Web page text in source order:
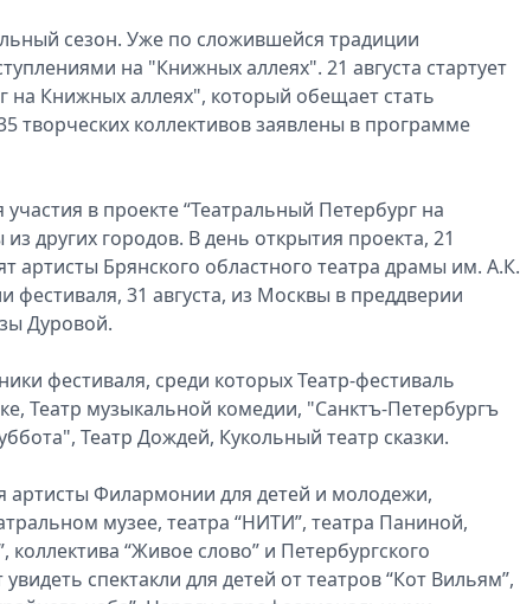
сезон. Уже по сложившейся традиции
на "Книжных аллеях". 21 августа стартует
на Книжных аллеях", который обещает стать
творческих коллективов заявлены в программе
в проекте “Театральный Петербург на
других городов. В день открытия проекта, 21
артисты Брянского областного театра драмы им. А.К.
фестиваля, 31 августа, из Москвы в преддверии
Дуровой.
фестиваля, среди которых Театр-фестиваль
Театр музыкальной комедии, "Санктъ-Петербургъ
Театр Дождей, Кукольный театр сказки.
артисты Филармонии для детей и молодежи,
музее, театра “НИТИ”, театра Паниной,
“Живое слово” и Петербургского
спектакли для детей от театров “Кот Вильям”,